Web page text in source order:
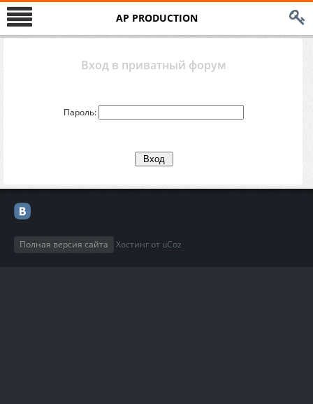
AP PRODUCTION
Вход в приватный форум
Пароль:
Полная версия сайта Хостинг от uCoz